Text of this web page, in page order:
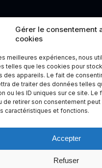
Gérer le consentement
cookies
meilleures expériences, nous
telles que les cookies pour
des appareils. Le fait de
de traiter des données telles
ou les ID uniques sur ce site. Le
de retirer son consentement
caractéristiques et fonctions.
Accepter
Refuser